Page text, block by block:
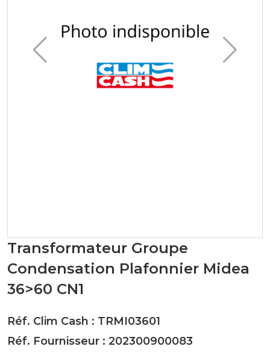
Transformateur Groupe
Condensation Plafonnier Midea
36>60 CN1
Réf. Clim Cash : TRMI03601
Réf. Fournisseur : 202300900083